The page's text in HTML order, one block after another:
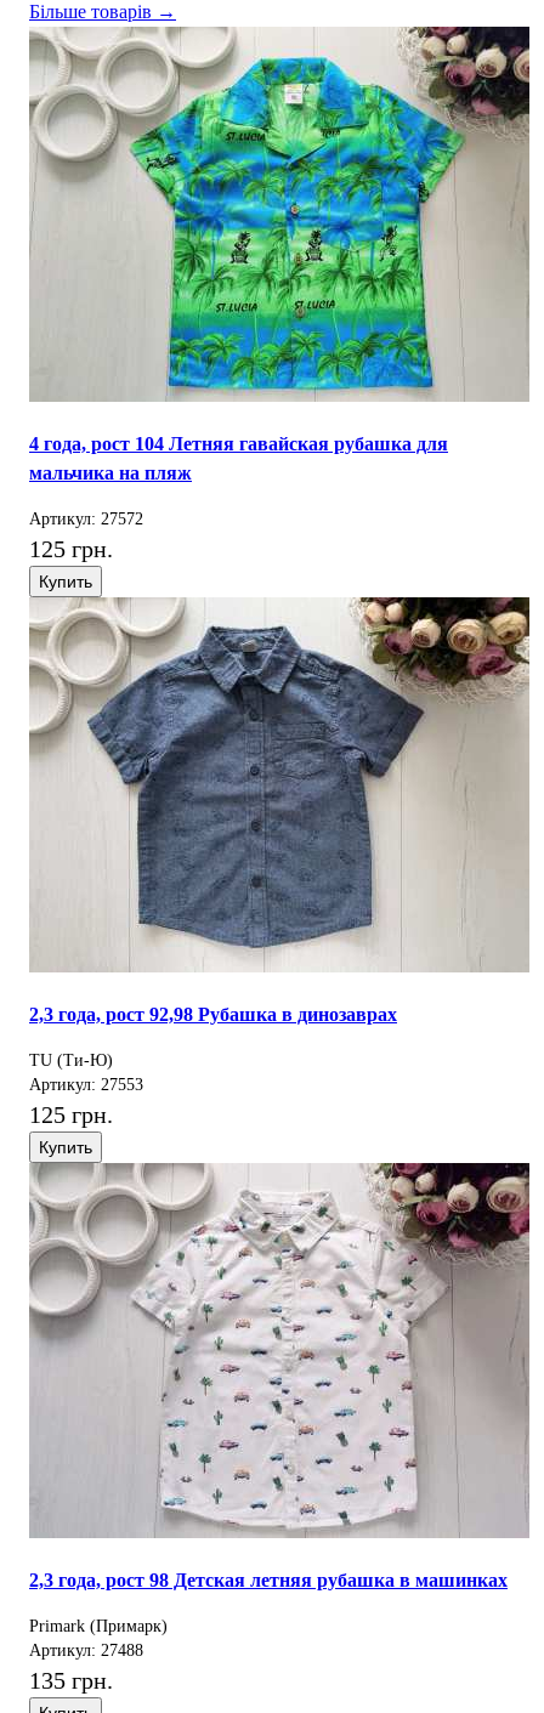
Більше товарів →
4 года, рост 104 Летняя гавайская рубашка для
мальчика на пляж
Артикул: 27572
125 грн.
Купить
2,3 года, рост 92,98 Рубашка в динозаврах
TU (Ти-Ю)
Артикул: 27553
125 грн.
Купить
2,3 года, рост 98 Детская летняя рубашка в машинках
Primark (Примарк)
Артикул: 27488
135 грн.